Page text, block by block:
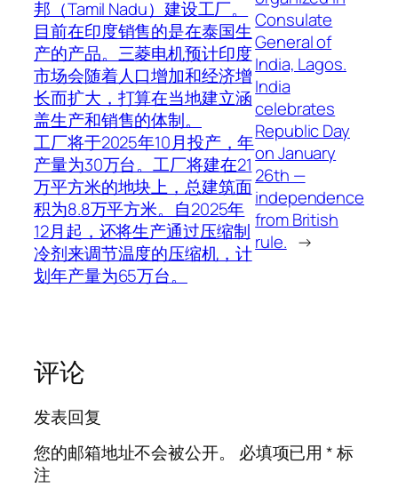
邦（Tamil Nadu）建设工厂。
目前在印度销售的是在泰国生
产的产品。三菱电机预计印度
市场会随着人口增加和经济增
长而扩大，打算在当地建立涵
盖生产和销售的体制。
工厂将于2025年10月投产，年
产量为30万台。工厂将建在21
万平方米的地块上，总建筑面
积为8.8万平方米。自2025年
12月起，还将生产通过压缩制
冷剂来调节温度的压缩机，计
划年产量为65万台。
Consulate
General of
India, Lagos.
India
celebrates
Republic Day
on January
26th —
independence
from British
rule. →
评论
发表回复
您的邮箱地址不会被公开。
必填项已用*标
注